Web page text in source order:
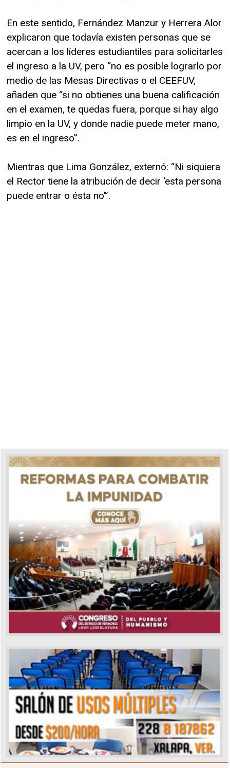
En este sentido, Fernández Manzur y Herrera Alor
explicaron que todavía existen personas que se
acercan a los líderes estudiantiles para solicitarles
el ingreso a la UV, pero “no es posible lograrlo por
medio de las Mesas Directivas o el CEEFUV,
añaden que “si no obtienes una buena calificación
en el examen, te quedas fuera, porque si hay algo
limpio en la UV, y donde nadie puede meter mano,
es en el ingreso”.
Mientras que Lima González, externó: “Ni siquiera
el Rector tiene la atribución de decir ‘esta persona
puede entrar o ésta no’”.